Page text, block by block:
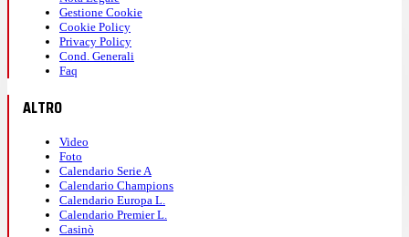
Gestione Cookie
Cookie Policy
Privacy Policy
Cond. Generali
Faq
ALTRO
Video
Foto
Calendario Serie A
Calendario Champions
Calendario Europa L.
Calendario Premier L.
Casinò